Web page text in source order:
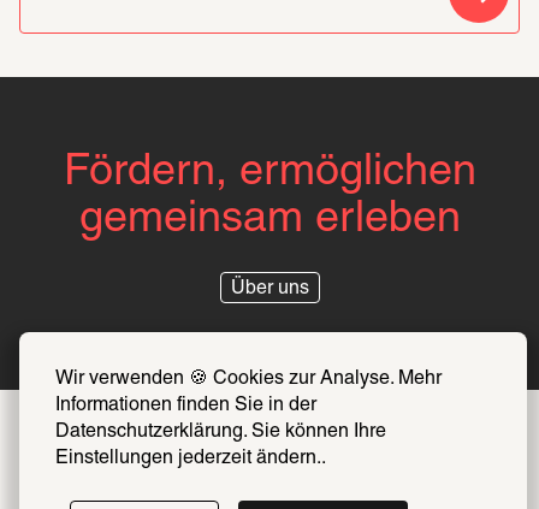
Wir verwenden 🍪 Cookies zur Analyse. Mehr
Informationen finden Sie in der
Datenschutzerklärung. Sie können Ihre
Einstellungen jederzeit ändern..
Fördern, ermöglichen
gemeinsam erleben
Über uns
Folge uns auf Instagram